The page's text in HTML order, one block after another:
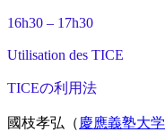
16h30 – 17h30
Utilisation des TICE
TICEの利用法
國枝孝弘（ 慶應義塾大学